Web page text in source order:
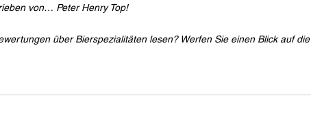
von… Peter Henry Top!
über Bierspezialitäten lesen? Werfen Sie einen Blick auf die